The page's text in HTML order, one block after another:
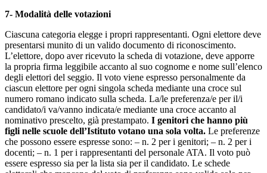
7- Modalità delle votazioni
Ciascuna categoria elegge i propri rappresentanti. Ogni elettore deve
presentarsi munito di un valido documento di riconoscimento.
L’elettore, dopo aver ricevuto la scheda di votazione, deve apporre
la propria firma leggibile accanto al suo cognome e nome sull’elenco
degli elettori del seggio. Il voto viene espresso personalmente da
ciascun elettore per ogni singola scheda mediante una croce sul
numero romano indicato sulla scheda. La/le preferenza/e per il/i
candidato/i va/vanno indicata/e mediante una croce accanto al
nominativo prescelto, già prestampato. I genitori che hanno più
figli nelle scuole dell’Istituto votano una sola volta. Le preferenze
che possono essere espresse sono: – n. 2 per i genitori; – n. 2 per i
docenti; – n. 1 per i rappresentanti del personale ATA. Il voto può
essere espresso sia per la lista sia per il candidato. Le schede